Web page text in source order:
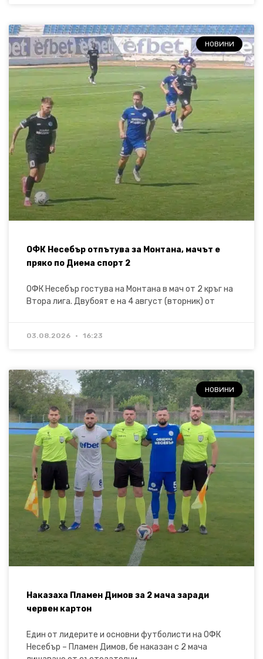
НОВИНИ
ОФК Несебър отпътува за Монтана, мачът е
пряко по Диема спорт 2
ОФК Несебър гостува на Монтана в мач от 2 кръг на
Втора лига. Двубоят е на 4 август (вторник) от
03.08.2026 16:23
НОВИНИ
Наказаха Пламен Димов за 2 мача заради
червен картон
Един от лидерите и основни футболисти на ОФК
Несебър – Пламен Димов, бе наказан с 2 мача